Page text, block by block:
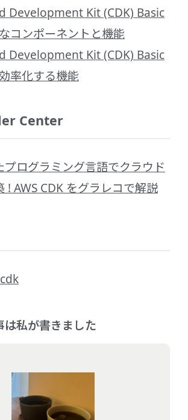
Development Kit (CDK) Basic
コンポーネントと機能
Development Kit (CDK) Basic
率化する機能
Center
プログラミング言語でクラウド
! AWS CDK をグラレコで解説
は私が書きました